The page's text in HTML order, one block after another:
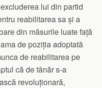
lui din partid
reabilitarea sa și a
din măsurile luate față
de poziția adoptată
de reabilitarea pe
că de tânăr s-a
revoluționară,